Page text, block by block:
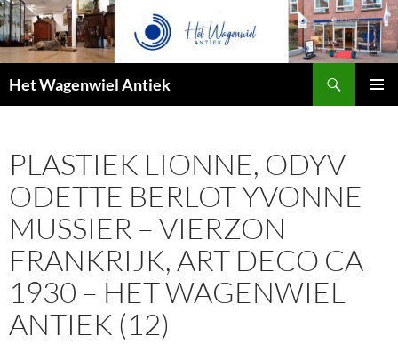
Het Wagenwiel Antiek
PLASTIEK LIONNE, ODYV
ODETTE BERLOT YVONNE
MUSSIER – VIERZON
FRANKRIJK, ART DECO CA
1930 – HET WAGENWIEL
ANTIEK (12)